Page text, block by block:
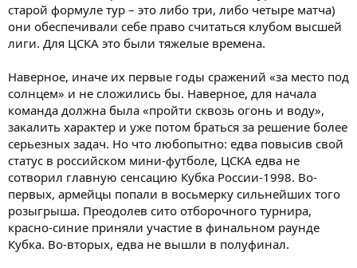
старой формуле тур – это либо три, либо четыре матча)
они обеспечивали себе право считаться клубом высшей
лиги. Для ЦСКА это были тяжелые времена.
Наверное, иначе их первые годы сражений «за место под
солнцем» и не сложились бы. Наверное, для начала
команда должна была «пройти сквозь огонь и воду»,
закалить характер и уже потом браться за решение более
серьезных задач. Но что любопытно: едва повысив свой
статус в российском мини-футболе, ЦСКА едва не
сотворил главную сенсацию Кубка России-1998. Во-
первых, армейцы попали в восьмерку сильнейших того
розыгрыша. Преодолев сито отборочного турнира,
красно-синие приняли участие в финальном раунде
Кубка. Во-вторых, едва не вышли в полуфинал.